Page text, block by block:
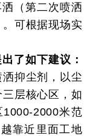
（第二次喷洒
。可根据现场实
了如下建议：
抑尘剂，以尘
层核心区，如
2000米范
靠近里面工地